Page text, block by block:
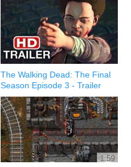
The Walking Dead: The Final
Season Episode 3 - Trailer
1:59